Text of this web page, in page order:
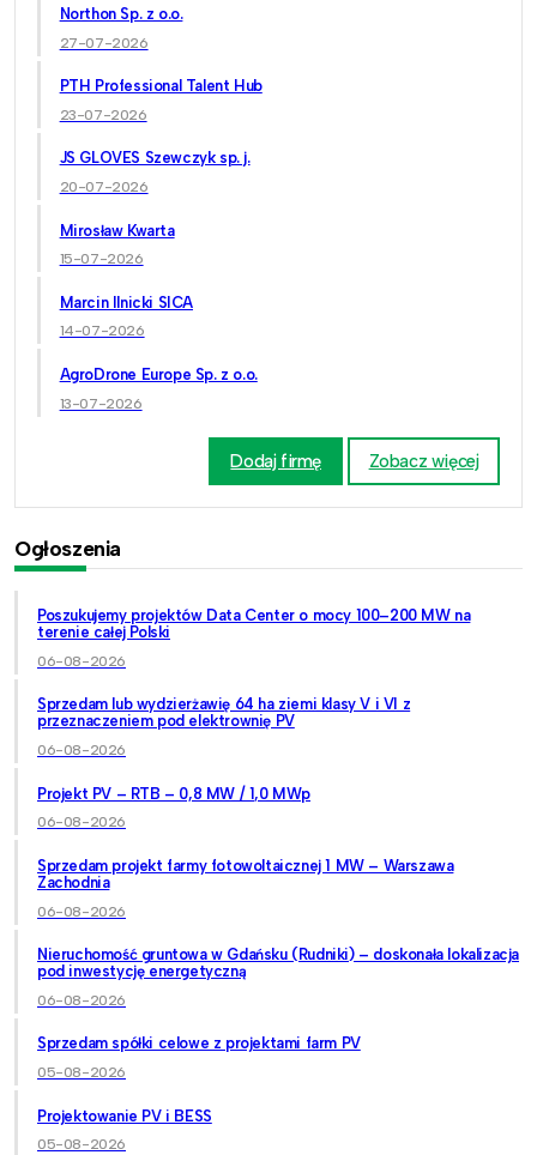
Northon Sp. z o.o.
27-07-2026
PTH Professional Talent Hub
23-07-2026
JS GLOVES Szewczyk sp. j.
20-07-2026
Mirosław Kwarta
15-07-2026
Marcin Ilnicki SICA
14-07-2026
AgroDrone Europe Sp. z o.o.
13-07-2026
Dodaj firmę Zobacz więcej
Ogłoszenia
Poszukujemy projektów Data Center o mocy 100–200 MW na
terenie całej Polski
06-08-2026
Sprzedam lub wydzierżawię 64 ha ziemi klasy V i VI z
przeznaczeniem pod elektrownię PV
06-08-2026
Projekt PV – RTB – 0,8 MW / 1,0 MWp
06-08-2026
Sprzedam projekt farmy fotowoltaicznej 1 MW – Warszawa
Zachodnia
06-08-2026
Nieruchomość gruntowa w Gdańsku (Rudniki) – doskonała lokalizacja
pod inwestycję energetyczną
06-08-2026
Sprzedam spółki celowe z projektami farm PV
05-08-2026
Projektowanie PV i BESS
05-08-2026